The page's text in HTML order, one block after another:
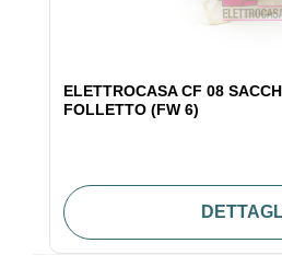
ELETTROCASA CF 08
FOLLETTO (FW 6)